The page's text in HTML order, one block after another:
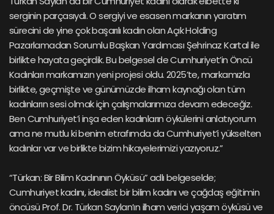
serginin parçasıydı. O sergiyi ve esasen markanın yaratım
sürecini de yine çok başarılı kadın olan Açık Holding
Pazarlamadan Sorumlu Başkan Yardımcısı Şehrinaz Kartal ile
birlikte hayata geçirdik. Bu belgesel de Cumhuriyet’in Öncü
Kadınları markamızın yeni projesi oldu. 2025’te, markamızla
birlikte, geçmişte ve günümüzde ilham kaynağı olan tüm
kadınların sesi olmak için çalışmalarımıza devam edeceğiz.
Ben Cumhuriyet’i inşa eden kadınların öykülerini anlatıyorum
ama ne mutlu ki benim etrafımda da Cumhuriyet’i yükselten
kadınlar var ve birlikte bizim hikayelerimizi yazıyoruz.”
“Türkan: Bir Bilim Kadınının Öyküsü” adlı belgeselde;
Cumhuriyet kadını, idealist bir bilim kadını ve çağdaş eğitimin
öncüsü Prof. Dr. Türkan Saylan’ın ilham verici yaşam öyküsü ve